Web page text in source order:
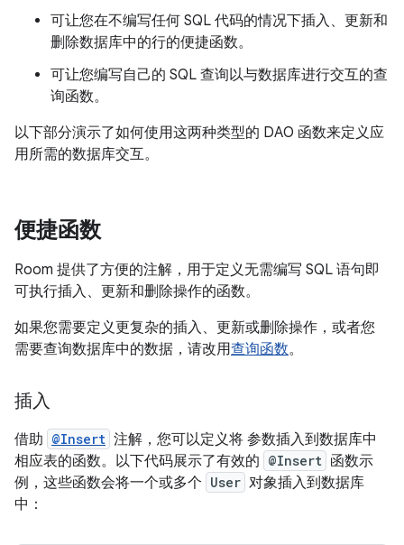
可让您在不编写任何 SQL 代码的情况下插入、更新和
删除数据库中的行的便捷函数。
可让您编写自己的 SQL 查询以与数据库进行交互的查
询函数。
以下部分演示了如何使用这两种类型的 DAO 函数来定义应
用所需的数据库交互。
便捷函数
Room 提供了方便的注解，用于定义无需编写 SQL 语句即
可执行插入、更新和删除操作的函数。
如果您需要定义更复杂的插入、更新或删除操作，或者您
需要查询数据库中的数据，请改用查询函数。
插入
借助 @Insert 注解，您可以定义将 参数插入到数据库中
相应表的函数。以下代码展示了有效的 @Insert 函数示
例，这些函数会将一个或多个 User 对象插入到数据库
中：